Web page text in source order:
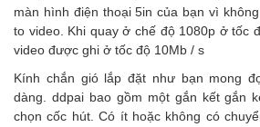
màn hình điện thoại 5in của bạn vì
to video. Khi quay ở chế độ 1080p ở tốc
video được ghi ở tốc độ 10Mb / s
Kính chắn gió lắp đặt như bạn mong
dàng. ddpai bao gồm một gắn kết gắn
chọn cốc hút. Có ít hoặc không có